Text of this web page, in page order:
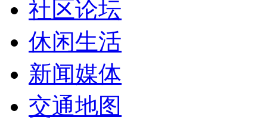
社区论坛
休闲生活
新闻媒体
交通地图